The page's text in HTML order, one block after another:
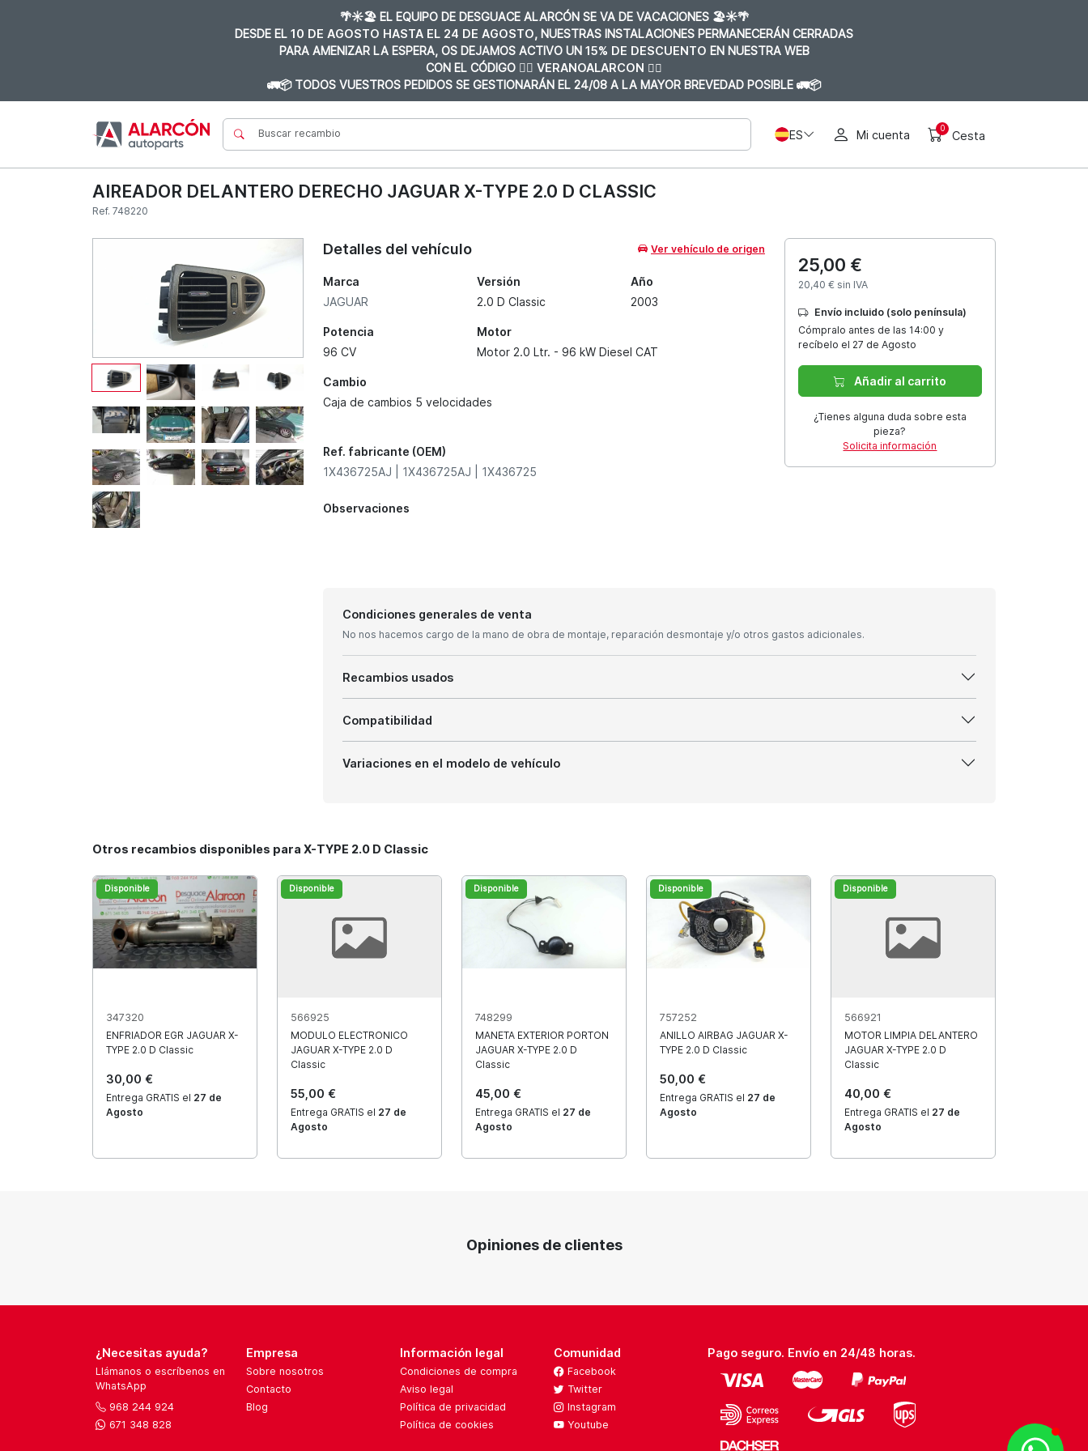
🌴☀️🏖️ EL EQUIPO DE DESGUACE ALARCÓN SE VA DE VACACIONES 🏖️☀️🌴
DESDE EL 10 DE AGOSTO HASTA EL 24 DE AGOSTO, NUESTRAS INSTALACIONES PERMANECERÁN CERRADAS
PARA AMENIZAR LA ESPERA, OS DEJAMOS ACTIVO UN 15% DE DESCUENTO EN NUESTRA WEB
CON EL CÓDIGO 👉🏼 VERANOALARCON 👈🏼
🚛📦 TODOS VUESTROS PEDIDOS SE GESTIONARÁN EL 24/08 A LA MAYOR BREVEDAD POSIBLE 🚛📦
ES Mi cuenta 0
Cesta
AIREADOR DELANTERO DERECHO JAGUAR X-TYPE 2.0 D CLASSIC
Ref. 748220
Detalles del vehículo Ver vehículo de origen
Marca
JAGUAR
Versión
2.0 D Classic
Año
2003
Potencia
96 CV
Motor
Motor 2.0 Ltr. - 96 kW Diesel CAT
Cambio
Caja de cambios 5 velocidades
Ref. fabricante (OEM)
1X436725AJ | 1X436725AJ | 1X436725
Observaciones
25,00 €
20,40 € sin IVA
Envío incluido (solo península)
Cómpralo antes de las 14:00 y
recíbelo el 27 de Agosto
Añadir al carrito
¿Tienes alguna duda sobre esta
pieza?
Solicita información
Condiciones generales de venta
No nos hacemos cargo de la mano de obra de montaje, reparación desmontaje y/o otros gastos adicionales.
Recambios usados
Compatibilidad
Variaciones en el modelo de vehículo
Otros recambios disponibles para X-TYPE 2.0 D Classic
Disponible
347320
ENFRIADOR EGR JAGUAR X-
TYPE 2.0 D Classic
30,00 €
Entrega GRATIS el 27 de
Agosto
Disponible
566925
MODULO ELECTRONICO
JAGUAR X-TYPE 2.0 D
Classic
55,00 €
Entrega GRATIS el 27 de
Agosto
Disponible
748299
MANETA EXTERIOR PORTON
JAGUAR X-TYPE 2.0 D
Classic
45,00 €
Entrega GRATIS el 27 de
Agosto
Disponible
757252
ANILLO AIRBAG JAGUAR X-
TYPE 2.0 D Classic
50,00 €
Entrega GRATIS el 27 de
Agosto
Disponible
566921
MOTOR LIMPIA DELANTERO
JAGUAR X-TYPE 2.0 D
Classic
40,00 €
Entrega GRATIS el 27 de
Agosto
Opiniones de clientes
¿Necesitas ayuda?
Llámanos o escríbenos en
WhatsApp
968 244 924
671 348 828
Empresa
Sobre nosotros
Contacto
Blog
Información legal
Condiciones de compra
Aviso legal
Política de privacidad
Política de cookies
Comunidad
Facebook
Twitter
Instagram
Youtube
Pago seguro. Envío en 24/48 horas.